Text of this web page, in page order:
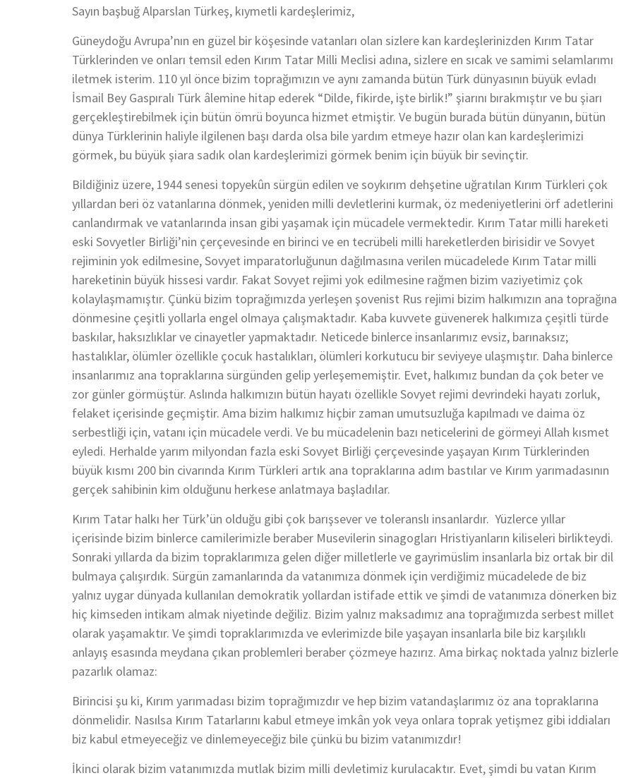
Sayın başbuğ Alparslan Türkeş, kıymetli kardeşlerimiz,
Güneydoğu Avrupa’nın en güzel bir köşesinde vatanları olan sizlere kan kardeşlerinizden Kırım Tatar
Türklerinden ve onları temsil eden Kırım Tatar Milli Meclisi adına, sizlere en sıcak ve samimi selamlarımı
iletmek isterim. 110 yıl önce bizim toprağımızın ve aynı zamanda bütün Türk dünyasının büyük evladı
İsmail Bey Gaspıralı Türk âlemine hitap ederek “Dilde, fikirde, işte birlik!” şiarını bırakmıştır ve bu şiarı
gerçekleştirebilmek için bütün ömrü boyunca hizmet etmiştir. Ve bugün burada bütün dünyanın, bütün
dünya Türklerinin haliyle ilgilenen başı darda olsa bile yardım etmeye hazır olan kan kardeşlerimizi
görmek, bu büyük şiara sadık olan kardeşlerimizi görmek benim için büyük bir sevinçtir.
Bildiğiniz üzere, 1944 senesi topyekûn sürgün edilen ve soykırım dehşetine uğratılan Kırım Türkleri çok
yıllardan beri öz vatanlarına dönmek, yeniden milli devletlerini kurmak, öz medeniyetlerini örf adetlerini
canlandırmak ve vatanlarında insan gibi yaşamak için mücadele vermektedir. Kırım Tatar milli hareketi
eski Sovyetler Birliği’nin çerçevesinde en birinci ve en tecrübeli milli hareketlerden birisidir ve Sovyet
rejiminin yok edilmesine, Sovyet imparatorluğunun dağılmasına verilen mücadelede Kırım Tatar milli
hareketinin büyük hissesi vardır. Fakat Sovyet rejimi yok edilmesine rağmen bizim vaziyetimiz çok
kolaylaşmamıştır. Çünkü bizim toprağımızda yerleşen şovenist Rus rejimi bizim halkımızın ana toprağına
dönmesine çeşitli yollarla engel olmaya çalışmaktadır. Kaba kuvvete güvenerek halkımıza çeşitli türde
baskılar, haksızlıklar ve cinayetler yapmaktadır. Neticede binlerce insanlarımız evsiz, barınaksız;
hastalıklar, ölümler özellikle çocuk hastalıkları, ölümleri korkutucu bir seviyeye ulaşmıştır. Daha binlerce
insanlarımız ana topraklarına sürgünden gelip yerleşememiştir. Evet, halkımız bundan da çok beter ve
zor günler görmüştür. Aslında halkımızın bütün hayatı özellikle Sovyet rejimi devrindeki hayatı zorluk,
felaket içerisinde geçmiştir. Ama bizim halkımız hiçbir zaman umutsuzluğa kapılmadı ve daima öz
serbestliği için, vatanı için mücadele verdi. Ve bu mücadelenin bazı neticelerini de görmeyi Allah kısmet
eyledi. Herhalde yarım milyondan fazla eski Sovyet Birliği çerçevesinde yaşayan Kırım Türklerinden
büyük kısmı 200 bin civarında Kırım Türkleri artık ana topraklarına adım bastılar ve Kırım yarımadasının
gerçek sahibinin kim olduğunu herkese anlatmaya başladılar.
Kırım Tatar halkı her Türk’ün olduğu gibi çok barışsever ve toleranslı insanlardır. Yüzlerce yıllar
içerisinde bizim binlerce camilerimizle beraber Musevilerin sinagogları Hristiyanların kiliseleri birlikteydi.
Sonraki yıllarda da bizim topraklarımıza gelen diğer milletlerle ve gayrimüslim insanlarla biz ortak bir dil
bulmaya çalışırdık. Sürgün zamanlarında da vatanımıza dönmek için verdiğimiz mücadelede de biz
yalnız uygar dünyada kullanılan demokratik yollardan istifade ettik ve şimdi de vatanımıza dönerken biz
hiç kimseden intikam almak niyetinde değiliz. Bizim yalnız maksadımız ana toprağımızda serbest millet
olarak yaşamaktır. Ve şimdi topraklarımızda ve evlerimizde bile yaşayan insanlarla bile biz karşılıklı
anlayış esasında meydana çıkan problemleri beraber çözmeye hazırız. Ama birkaç noktada yalnız bizlerle
pazarlık olamaz:
Birincisi şu ki, Kırım yarımadası bizim toprağımızdır ve hep bizim vatandaşlarımız öz ana topraklarına
dönmelidir. Nasılsa Kırım Tatarlarını kabul etmeye imkân yok veya onlara toprak yetişmez gibi iddiaları
biz kabul etmeyeceğiz ve dinlemeyeceğiz bile çünkü bu bizim vatanımızdır!
İkinci olarak bizim vatanımızda mutlak bizim milli devletimiz kurulacaktır. Evet, şimdi bu vatan Kırım